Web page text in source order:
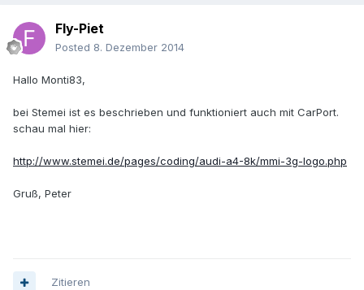
Fly-Piet
Posted 8. Dezember 2014
Hallo Monti83,
bei Stemei ist es beschrieben und funktioniert auch mit CarPort.
schau mal hier:
http://www.stemei.de/pages/coding/audi-a4-8k/mmi-3g-logo.php
Gruß, Peter
Zitieren